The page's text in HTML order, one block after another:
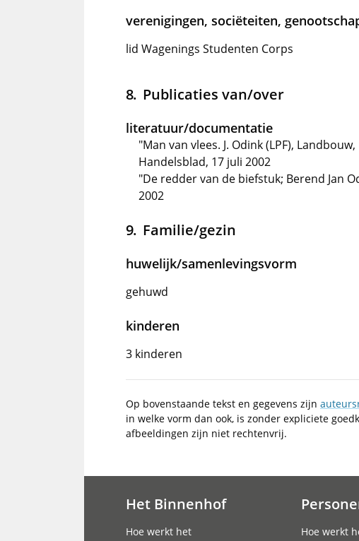
verenigingen, sociëteiten,
lid Wagenings Studenten Corps
Publicaties van/over
literatuur/documentatie
"Man van vlees. J. Odink (LPF),
Handelsblad, 17 juli 2002
"De redder van de biefstuk; Berend Jan
2002
Familie/gezin
huwelijk/samenlevingsvorm
gehuwd
kinderen
3 kinderen
Op bovenstaande tekst en gegevens zijn
in welke vorm dan ook, is zonder expliciete
afbeeldingen zijn niet rechtenvrij.
Het Binnenhof
Hoe werkt het Hoe werkt